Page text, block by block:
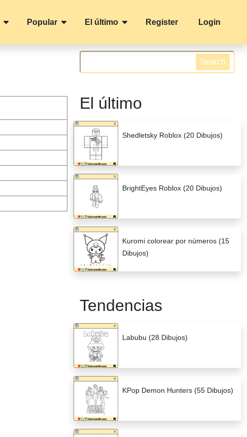
Popular El último Register Login
Search
El último
Shedletsky Roblox (20 Dibujos)
BrightEyes Roblox (20 Dibujos)
Kuromi colorear por números (15
Dibujos)
Tendencias
Labubu (28 Dibujos)
KPop Demon Hunters (55 Dibujos)